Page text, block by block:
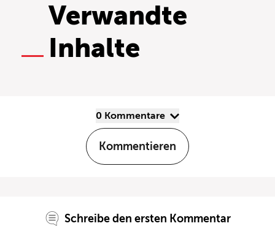
Verwandte
Inhalte
0 Kommentare
Kommentieren
Schreibe den ersten Kommentar